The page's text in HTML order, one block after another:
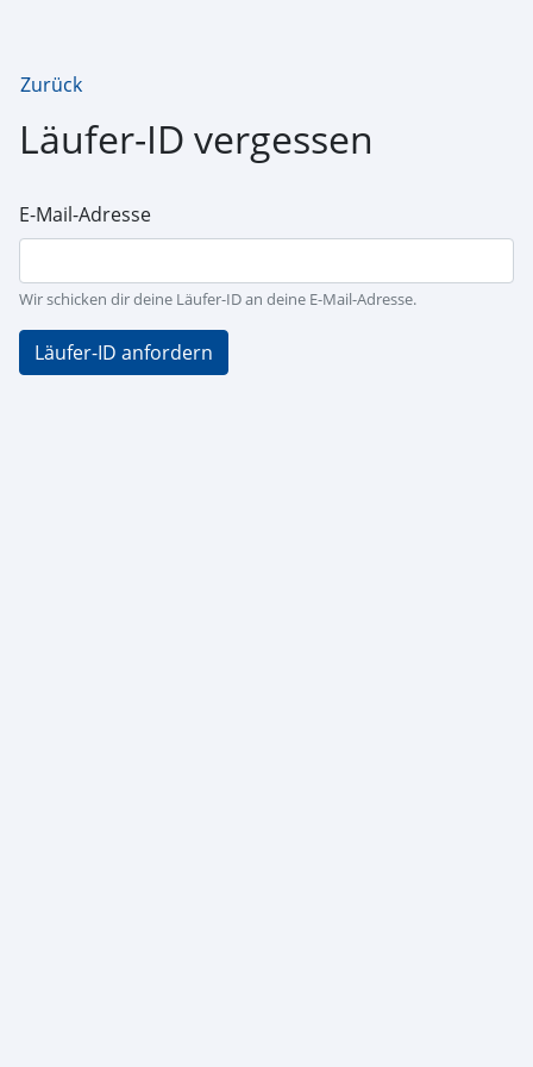
Zurück
Läufer-ID vergessen
E-Mail-Adresse
Wir schicken dir deine Läufer-ID an deine E-Mail-Adresse.
Läufer-ID anfordern